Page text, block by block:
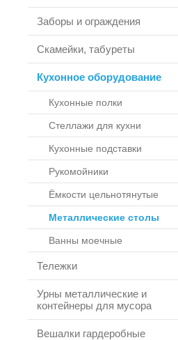
Заборы и ограждения
Скамейки, табуреты
Кухонное оборудование
Кухонные полки
Стеллажи для кухни
Кухонные подставки
Рукомойники
Ёмкости цельнотянутые
Металлические столы
Ванны моечные
Тележки
Урны металлические и
контейнеры для мусора
Вешалки гардеробные